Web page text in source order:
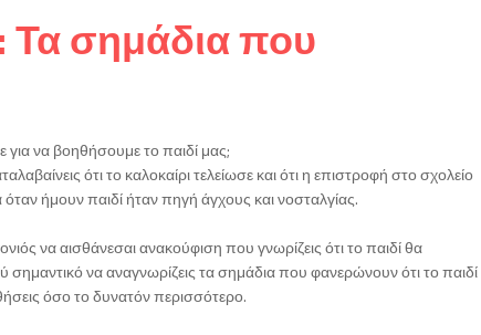
Τα σημάδια που
για να βοηθήσουμε το παιδί μας;
ότι το καλοκαίρι τελείωσε και ότι η επιστροφή στο σχολείο
ήμουν παιδί ήταν πηγή άγχους και νοσταλγίας.
να αισθάνεσαι ανακούφιση που γνωρίζεις ότι το παιδί θα
σημαντικό να αναγνωρίζεις τα σημάδια που φανερώνουν ότι το παιδί
όσο το δυνατόν περισσότερο.